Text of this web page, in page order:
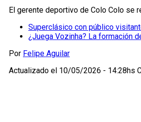
El gerente deportivo de Colo Colo se
Superclásico con público
¿Juega Vozinha? La formación
Por Felipe Aguilar
Actualizado el 10/05/2026 - 14:28hs